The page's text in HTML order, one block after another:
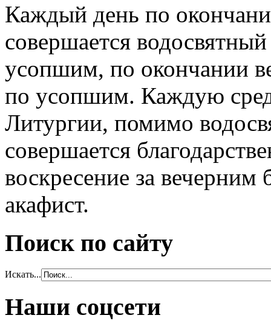
Каждый день по
совершается
усопшим, по окончании
по усопшим. Каждую
Литургии, помимо
совершается
воскресение за вечерним
акафист.
Поиск по сайту
Искать...
Наши соцсети